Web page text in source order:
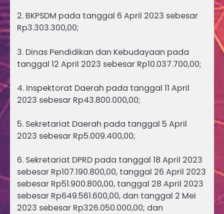
2. BKPSDM pada tanggal 6 April 2023 sebesar
Rp3.303.300,00;
3. Dinas Pendidikan dan Kebudayaan pada
tanggal 12 April 2023 sebesar Rp10.037.700,00;
4. Inspektorat Daerah pada tanggal 11 April
2023 sebesar Rp43.800.000,00;
5. Sekretariat Daerah pada tanggal 5 April
2023 sebesar Rp5.009.400,00;
6. Sekretariat DPRD pada tanggal 18 April 2023
sebesar Rp107.190.800,00, tanggal 26 April 2023
sebesar Rp51.900.800,00, tanggal 28 April 2023
sebesar Rp649.561.600,00, dan tanggal 2 Mei
2023 sebesar Rp326.050.000,00; dan